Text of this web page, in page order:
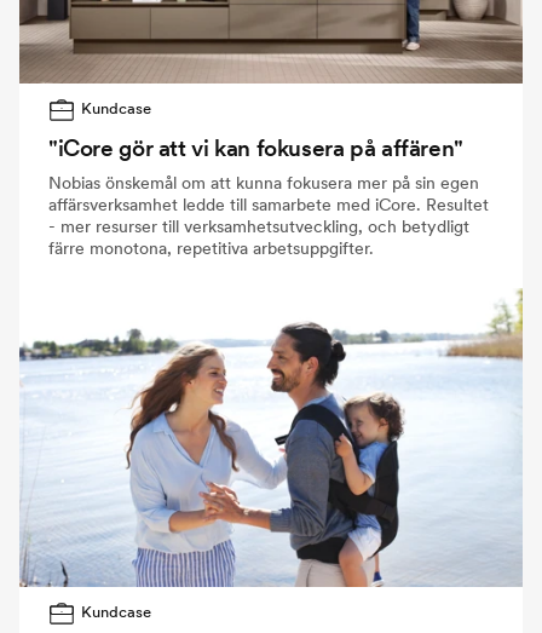
Kundcase
"iCore gör att vi kan fokusera på affären"
Nobias önskemål om att kunna fokusera mer på sin egen
affärsverksamhet ledde till samarbete med iCore. Resultet
- mer resurser till verksamhetsutveckling, och betydligt
färre monotona, repetitiva arbetsuppgifter.
Kundcase